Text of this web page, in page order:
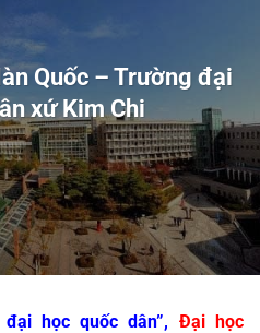
Quốc – Trường đại
xứ Kim Chi
học quốc dân”, Đại học